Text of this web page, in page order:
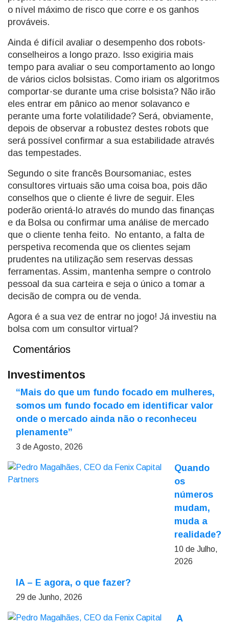
o nível máximo de risco que corre e os ganhos
prováveis.
Ainda é difícil avaliar o desempenho dos robots-
conselheiros a longo prazo. Isso exigiria mais
tempo para avaliar o seu comportamento ao longo
de vários ciclos bolsistas. Como iriam os algoritmos
comportar-se durante uma crise bolsista? Não irão
eles entrar em pânico ao menor solavanco e
perante uma forte volatilidade? Será, obviamente,
depois de observar a robustez destes robots que
será possível confirmar a sua estabilidade através
das tempestades.
Segundo o site francês Boursomaniac, estes
consultores virtuais são uma coisa boa, pois dão
conselhos que o cliente é livre de seguir. Eles
poderão orientá-lo através do mundo das finanças
e da Bolsa ou confirmar uma análise de mercado
que o cliente tenha feito. No entanto, a falta de
perspetiva recomenda que os clientes sejam
prudentes na utilização sem reservas dessas
ferramentas. Assim, mantenha sempre o controlo
pessoal da sua carteira e seja o único a tomar a
decisão de compra ou de venda.
Agora é a sua vez de entrar no jogo! Já investiu na
bolsa com um consultor virtual?
Comentários
Investimentos
“Mais do que um fundo focado em mulheres,
somos um fundo focado em identificar valor
onde o mercado ainda não o reconheceu
plenamente”
3 de Agosto, 2026
Quando
os
números
mudam,
muda a
realidade?
10 de Julho,
2026
IA – E agora, o que fazer?
29 de Junho, 2026
A